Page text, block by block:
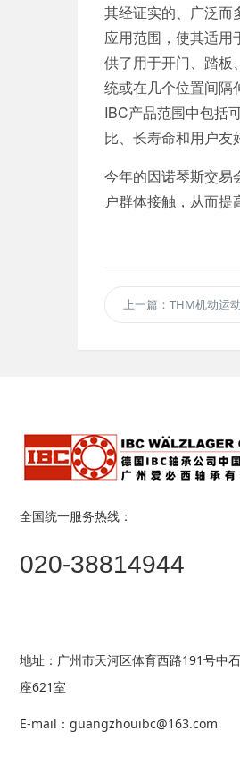
其经证实的、广泛而
应用范围，使其适用
供了用于开门、踏板
统或在几个位置间隔
IBC产品范围中包括
比、长寿命和用户友
今年的因诺琴斯交易
户群体接触，从而提
上一篇：THM机动运
全国统一服务热线：
020-38814944
地址：广州市天河区体育西路191号中
座621室
E-mail：guangzhouibc@163.com